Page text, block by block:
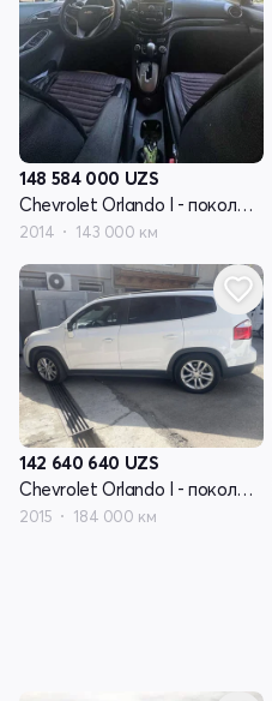
148 584 000 UZS
Chevrolet Orlando I - поколение
2014 143 000 км
142 640 640 UZS
Chevrolet Orlando I - поколение
2015 184 000 км